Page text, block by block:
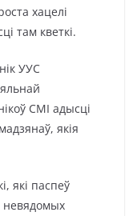
хацелі
там кветкі.
УУС
СМІ адысці
якія
які паспеў
невядомых